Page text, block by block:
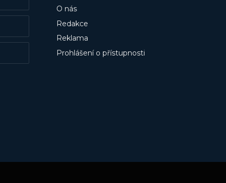
O nás
Redakce
Reklama
Prohlášení o přístupnosti